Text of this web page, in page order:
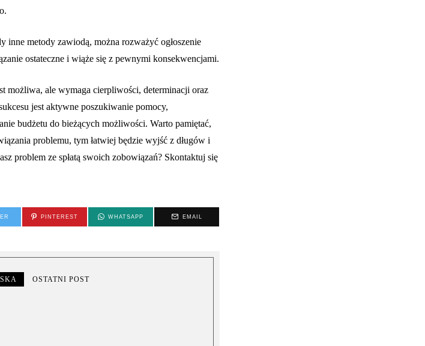
inne metody zawiodą, można rozważyć ogłoszenie
ostateczne i wiąże się z pewnymi konsekwencjami.
możliwa, ale wymaga cierpliwości, determinacji oraz
jest aktywne poszukiwanie pomocy,
budżetu do bieżących możliwości. Warto pamiętać,
problemu, tym łatwiej będzie wyjść z długów i
problem ze spłatą swoich zobowiązań? Skontaktuj się
PINTEREST WHATSAPP EMAIL
OSTATNI POST